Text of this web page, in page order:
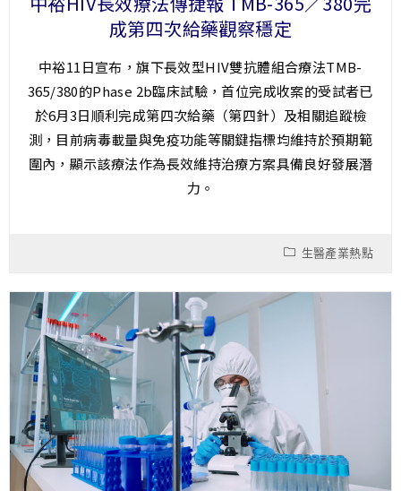
成第四次給藥觀察穩定
中裕11日宣布，旗下長效型HIV雙抗體組合療法TMB-
365/380的Phase 2b臨床試驗，首位完成收案的受試者已
於6月3日順利完成第四次給藥（第四針）及相關追蹤檢
測，目前病毒載量與免疫功能等關鍵指標均維持於預期範
圍內，顯示該療法作為長效維持治療方案具備良好發展潛
力。
生醫產業熱點